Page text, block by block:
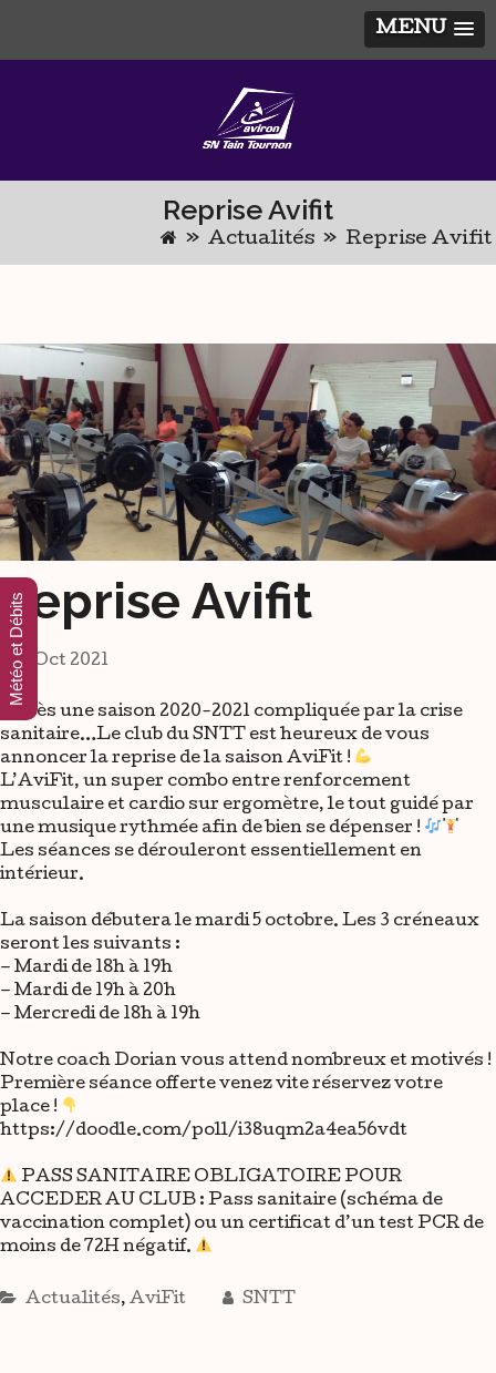
MENU
Reprise Avifit
» Actualités » Reprise Avifit
Reprise Avifit
3 Oct 2021
Après une saison 2020-2021 compliquée par la crise
sanitaire…Le club du SNTT est heureux de vous
annoncer la reprise de la saison AviFit !
L’AviFit, un super combo entre renforcement
musculaire et cardio sur ergomètre, le tout guidé par
unemusique rythmée afin de bien se dépenser !
Les séances se dérouleront essentiellement en
intérieur.
La saison débutera le mardi 5 octobre. Les 3 créneaux
seront les suivants :
– Mardi de 18h à 19h
– Mardi de 19h à 20h
– Mercredi de 18h à 19h
Notre coach Dorian vous attend nombreux et motivés !
Première séance offerte venez vite réservez votre
place !
https://doodle.com/poll/i38uqm2a4ea56vdt
PASS SANITAIRE OBLIGATOIRE POUR
ACCEDER AU CLUB : Pass sanitaire (schéma de
vaccination complet) ou un certificat d’un test PCR de
moins de 72H négatif.
Actualités, AviFit SNTT
Météo et Débits